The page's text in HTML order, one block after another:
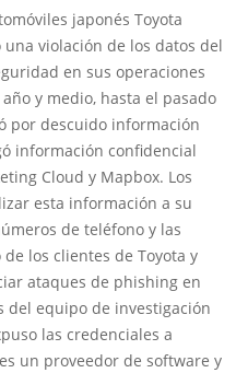
japonés Toyota
violación de los datos del
en sus operaciones
y medio, hasta el pasado
por descuido información
información confidencial
Cloud y Mapbox. Los
esta información a su
de teléfono y las
los clientes de Toyota y
ataques de phishing en
del equipo de investigación
las credenciales a
un proveedor de software y